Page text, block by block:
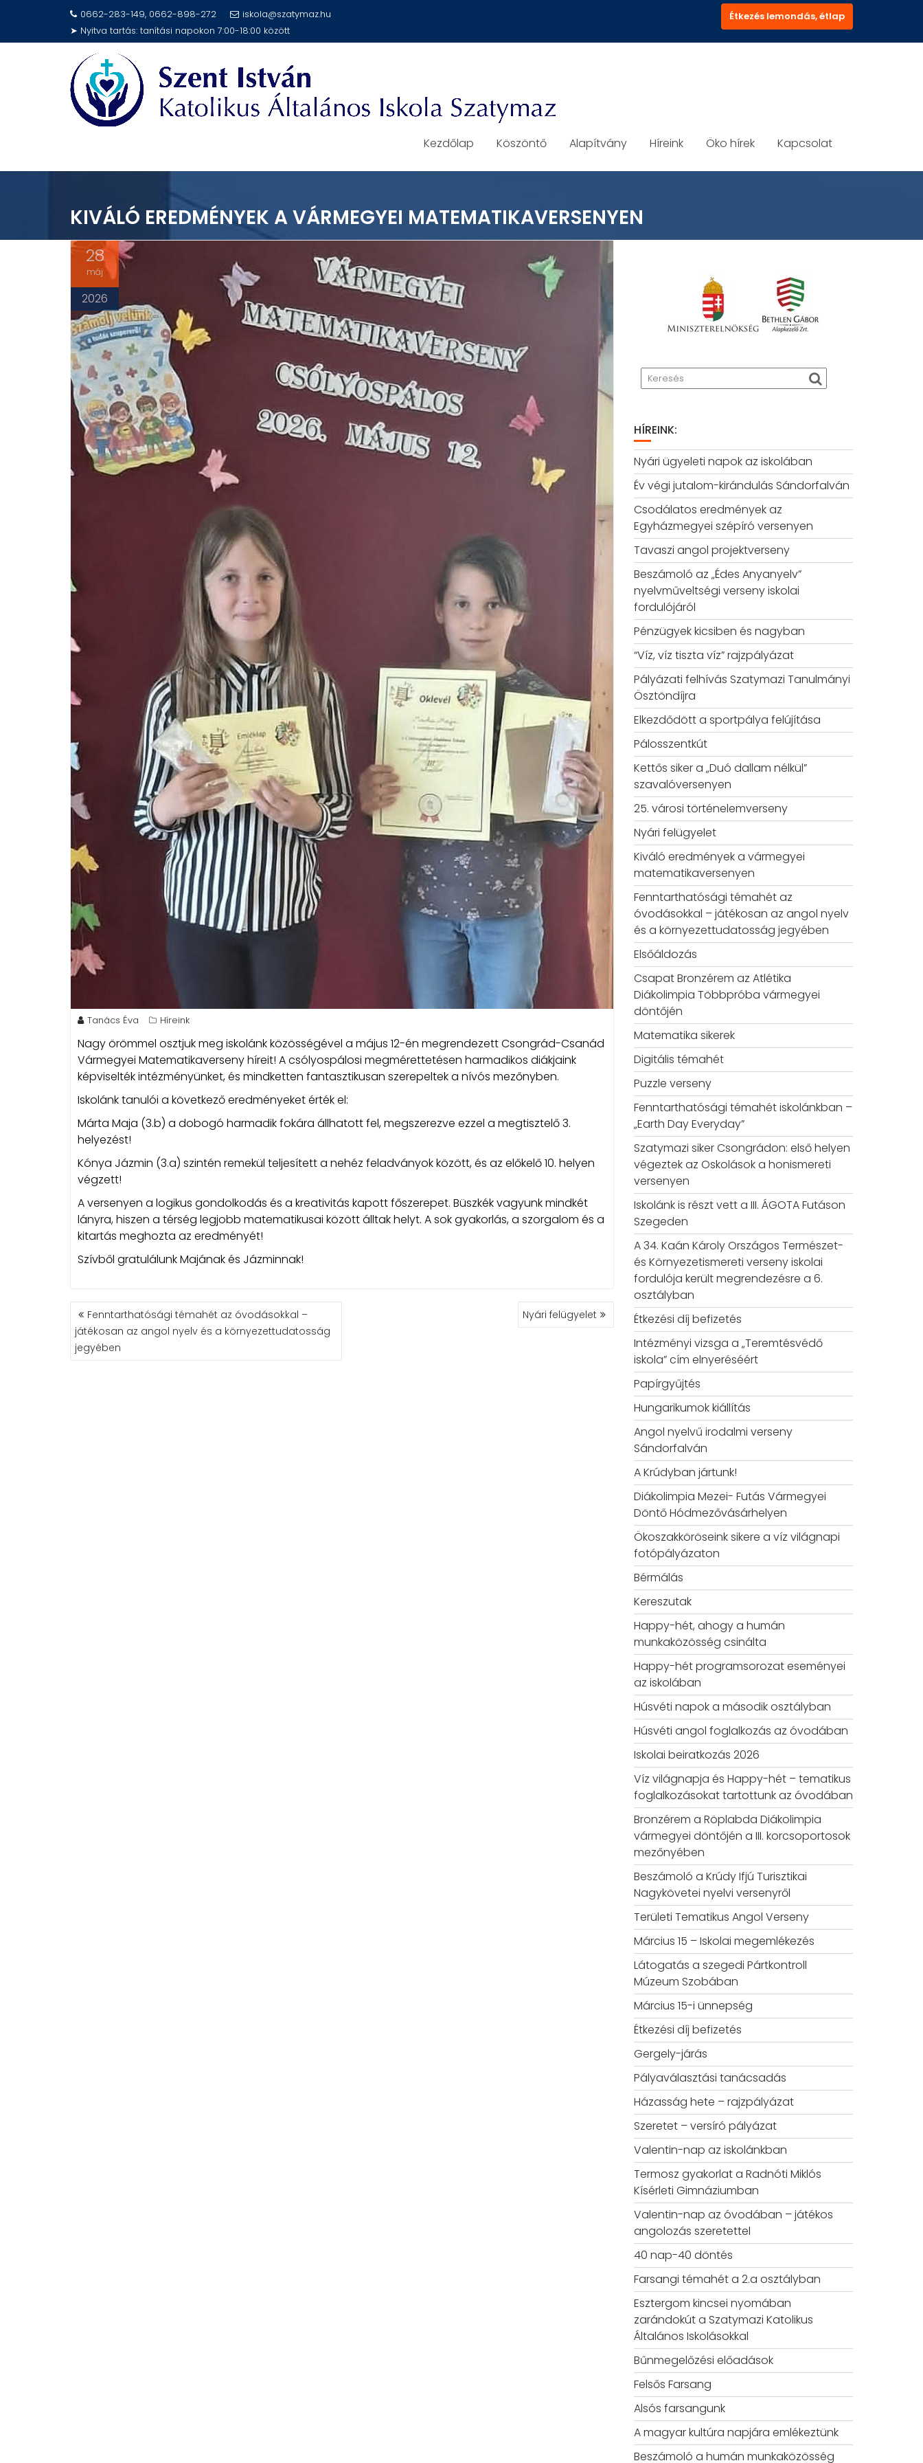
content
0662-283-149, 0662-898-272
iskola@szatymaz.hu
➤ Nyitva tartás: tanítási napokon 7:00-18:00 között
Étkezés lemondás, étlap
Kezdőlap Köszöntő Alapítvány Híreink Öko hírek Kapcsolat
KIVÁLÓ EREDMÉNYEK A VÁRMEGYEI MATEMATIKAVERSENYEN
28
máj
2026
Tanács Éva Híreink
Nagy örömmel osztjuk meg iskolánk közösségével a május 12-én megrendezett Csongrád-Csanád
Vármegyei Matematikaverseny híreit! A csólyospálosi megmérettetésen harmadikos diákjaink
képviselték intézményünket, és mindketten fantasztikusan szerepeltek a nívós mezőnyben.
Iskolánk tanulói a következő eredményeket érték el:
Márta Maja (3.b) a dobogó harmadik fokára állhatott fel, megszerezve ezzel a megtisztelő 3.
helyezést!
Kónya Jázmin (3.a) szintén remekül teljesített a nehéz feladványok között, és az előkelő 10. helyen
végzett!
A versenyen a logikus gondolkodás és a kreativitás kapott főszerepet. Büszkék vagyunk mindkét
lányra, hiszen a térség legjobb matematikusai között álltak helyt. A sok gyakorlás, a szorgalom és a
kitartás meghozta az eredményét!
Szívből gratulálunk Majának és Jázminnak!
BEJEGYZÉS
NAVIGÁCIÓ
Fenntarthatósági témahét az óvodásokkal –
játékosan az angol nyelv és a környezettudatosság
jegyében
Nyári felügyelet
HÍREINK:
Nyári ügyeleti napok az iskolában
Év végi jutalom-kirándulás Sándorfalván
Csodálatos eredmények az
Egyházmegyei szépíró versenyen
Tavaszi angol projektverseny
Beszámoló az „Édes Anyanyelv”
nyelvműveltségi verseny iskolai
fordulójáról
Pénzügyek kicsiben és nagyban
“Víz, víz tiszta víz” rajzpályázat
Pályázati felhívás Szatymazi Tanulmányi
Ösztöndíjra
Elkezdődött a sportpálya felújítása
Pálosszentkút
Kettős siker a „Duó dallam nélkül”
szavalóversenyen
25. városi történelemverseny
Nyári felügyelet
Kiváló eredmények a vármegyei
matematikaversenyen
Fenntarthatósági témahét az
óvodásokkal – játékosan az angol nyelv
és a környezettudatosság jegyében
Elsőáldozás
Csapat Bronzérem az Atlétika
Diákolimpia Többpróba vármegyei
döntőjén
Matematika sikerek
Digitális témahét
Puzzle verseny
Fenntarthatósági témahét iskolánkban –
„Earth Day Everyday”
Szatymazi siker Csongrádon: első helyen
végeztek az Oskolások a honismereti
versenyen
Iskolánk is részt vett a III. ÁGOTA Futáson
Szegeden
A 34. Kaán Károly Országos Természet-
és Környezetismereti verseny iskolai
fordulója került megrendezésre a 6.
osztályban
Étkezési díj befizetés
Intézményi vizsga a „Teremtésvédő
iskola” cím elnyeréséért
Papírgyűjtés
Hungarikumok kiállítás
Angol nyelvű irodalmi verseny
Sándorfalván
A Krúdyban jártunk!
Diákolimpia Mezei- Futás Vármegyei
Döntő Hódmezővásárhelyen
Ökoszakköröseink sikere a víz világnapi
fotópályázaton
Bérmálás
Kereszutak
Happy-hét, ahogy a humán
munkaközösség csinálta
Happy-hét programsorozat eseményei
az iskolában
Húsvéti napok a második osztályban
Húsvéti angol foglalkozás az óvodában
Iskolai beiratkozás 2026
Víz világnapja és Happy-hét – tematikus
foglalkozásokat tartottunk az óvodában
Bronzérem a Röplabda Diákolimpia
vármegyei döntőjén a III. korcsoportosok
mezőnyében
Beszámoló a Krúdy Ifjú Turisztikai
Nagykövetei nyelvi versenyről
Területi Tematikus Angol Verseny
Március 15 – Iskolai megemlékezés
Látogatás a szegedi Pártkontroll
Múzeum Szobában
Március 15-i ünnepség
Étkezési díj befizetés
Gergely-járás
Pályaválasztási tanácsadás
Házasság hete – rajzpályázat
Szeretet – versíró pályázat
Valentin-nap az iskolánkban
Termosz gyakorlat a Radnóti Miklós
Kísérleti Gimnáziumban
Valentin-nap az óvodában – játékos
angolozás szeretettel
40 nap-40 döntés
Farsangi témahét a 2.a osztályban
Esztergom kincsei nyomában
zarándokút a Szatymazi Katolikus
Általános Iskolásokkal
Bűnmegelőzési előadások
Felsős Farsang
Alsós farsangunk
A magyar kultúra napjára emlékeztünk
Beszámoló a humán munkaközösség